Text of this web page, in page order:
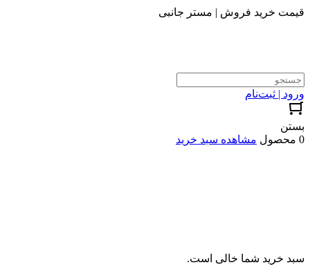
قیمت خرید فروش | مستر جانبی
ورود | ثبت‌نام
بستن
0 محصول
مشاهده سبد خرید
سبد خرید شما خالی است.